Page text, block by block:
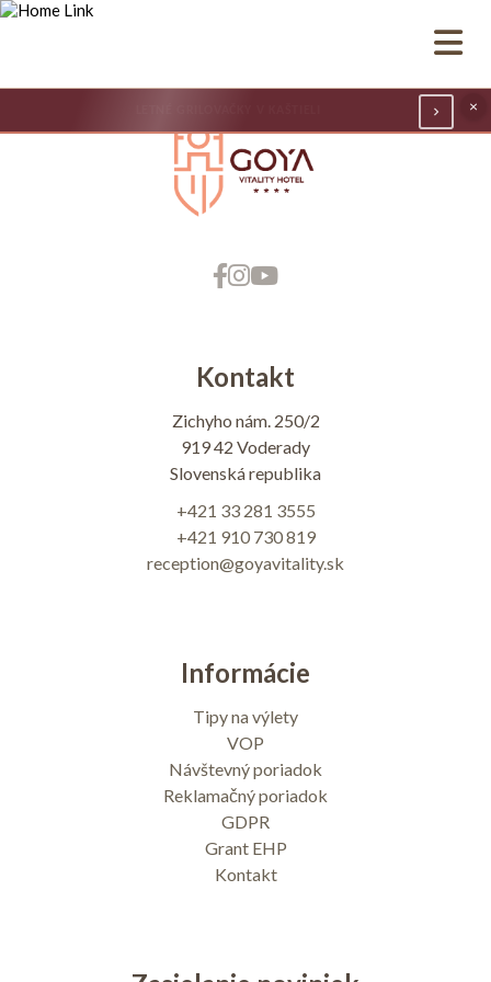
Prejsť
×
Kontakt
Zichyho nám. 250/2
919 42 Voderady
Slovenská republika
+421 33 281 3555
+421 910 730 819
reception@goyavitality.sk
Informácie
Tipy na výlety
VOP
Návštevný poriadok
Reklamačný poriadok
GDPR
Grant EHP
Kontakt